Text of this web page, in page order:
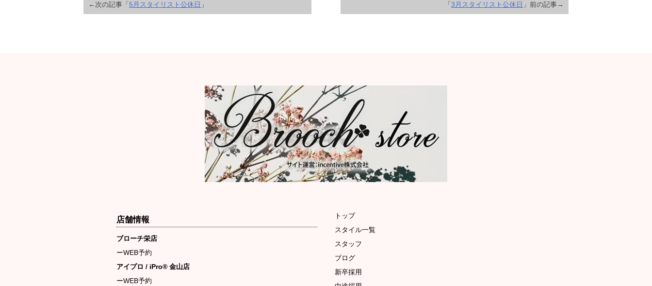
「 3月スタイリスト公休日 」前の記事→
←次の記事「 5月スタイリスト公休日 」
店舗情報
ブローチ栄店
ーWEB予約
アイプロ / iPro® 金山店
ーWEB予約
トップ
スタイル一覧
スタッフ
ブログ
新卒採用